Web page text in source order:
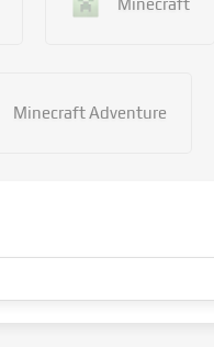
Minecraft
Minecraft Adventure